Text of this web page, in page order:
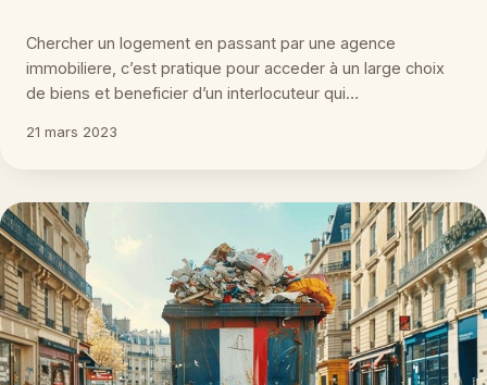
Chercher un logement en passant par une agence
immobiliere, c’est pratique pour acceder à un large choix
de biens et beneficier d’un interlocuteur qui…
21 mars 2023